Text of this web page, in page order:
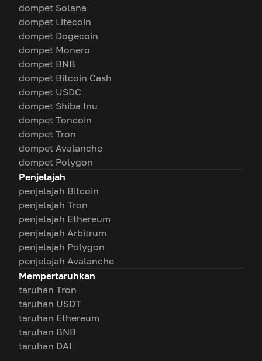
dompet Solana
dompet Litecoin
dompet Dogecoin
dompet Monero
dompet BNB
dompet Bitcoin Cash
dompet USDC
dompet Shiba Inu
dompet Toncoin
dompet Tron
dompet Avalanche
dompet Polygon
Penjelajah
penjelajah Bitcoin
penjelajah Tron
penjelajah Ethereum
penjelajah Arbitrum
penjelajah Polygon
penjelajah Avalanche
Mempertaruhkan
taruhan Tron
taruhan USDT
taruhan Ethereum
taruhan BNB
taruhan DAI